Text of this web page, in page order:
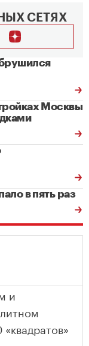
СЕТЯХ
Москвы
в пять раз
и